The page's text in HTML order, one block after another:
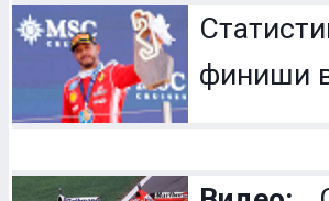
финиши